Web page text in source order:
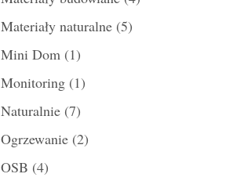
Materiały naturalne (5)
Mini Dom (1)
Monitoring (1)
Naturalnie (7)
Ogrzewanie (2)
OSB (4)